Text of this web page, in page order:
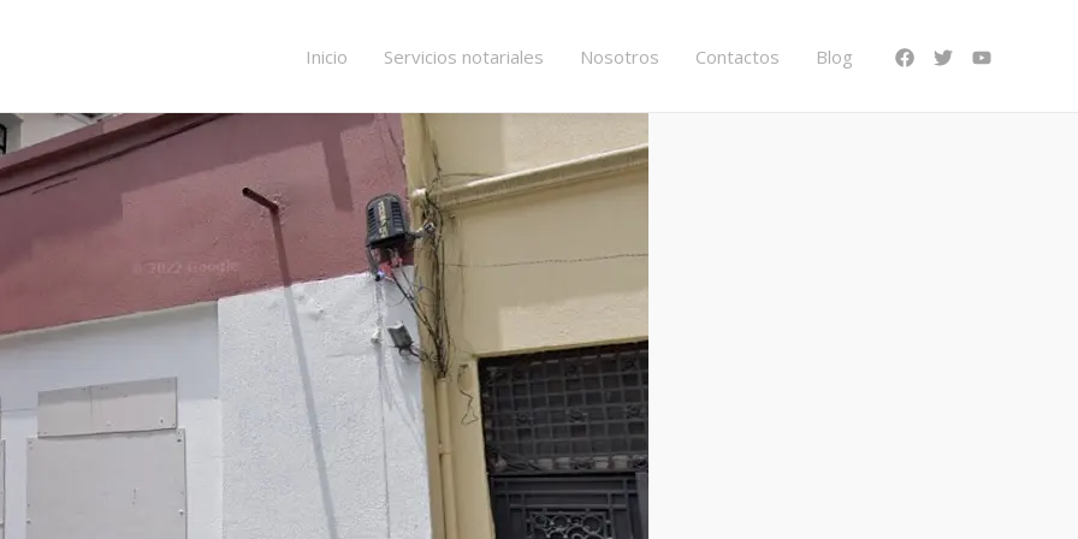
Inicio Servicios notariales Nosotros Contactos Blog